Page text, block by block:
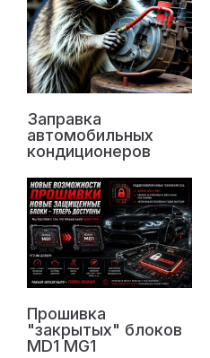
Заправка
автомобильных
кондиционеров
Прошивка
"закрытых" блоков
MD1 MG1